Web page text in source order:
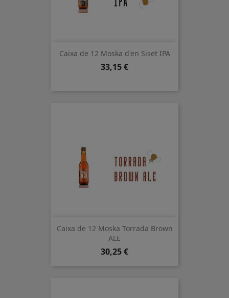
Caixa de 12 Moska d'en Siset IPA
Preu
33,15 €
Caixa de 12 Moska Torrada Brown
ALE
Preu
30,25 €